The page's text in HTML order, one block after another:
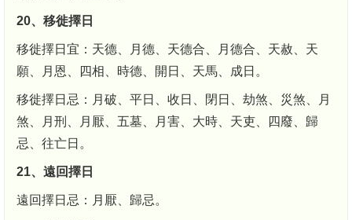
20、移徙擇日
移徙擇日宜：天德、月德、天德合、月德合、天赦、天
願、月恩、四相、時德、開日、天馬、成日。
移徙擇日忌：月破、平日、收日、閉日、劫煞、災煞、月
煞、月刑、月厭、五墓、月害、大時、天吏、四廢、歸
忌、往亡日。
21、遠回擇日
遠回擇日忌：月厭、歸忌。